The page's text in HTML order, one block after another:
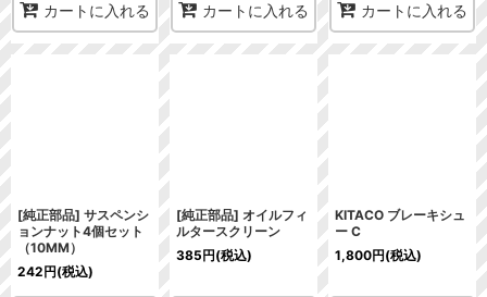
カートに入れる カートに入れる カートに入れる
[純正部品] サスペンシ
ョンナット4個セット
（10MM）
242円(税込)
[純正部品] オイルフィ
ルタースクリーン
385円(税込)
KITACO ブレーキシュ
ー C
1,800円(税込)